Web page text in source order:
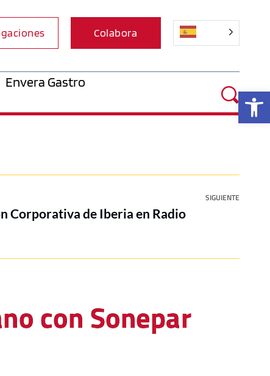
Colabora
Envera Gastro
SIGUIENTE
Corporativa de Iberia en Radio
con Sonepar